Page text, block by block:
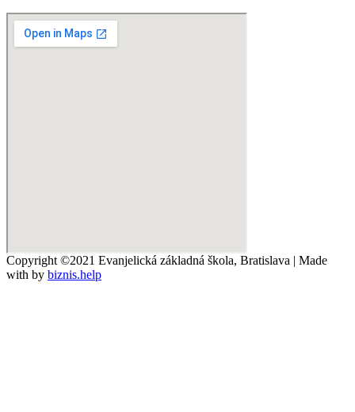
Copyright ©2021 Evanjelická základná škola, Bratislava | Made
with by biznis.help